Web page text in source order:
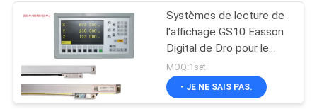
Systèmes de lecture de
l'affichage GS10 Easson
Digital de Dro pour le
moulin de Bridgeport
MOQ:1set
- JE NE SAIS PAS.